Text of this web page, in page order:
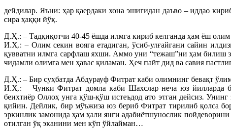
дейдилар. Яъни: ҳар қаердаки хона эшигидан даъво – иддао
сира ҳаққи йўқ.
Д.Ҳ.: – Тадқиқотчи 40-45 ёшда илмга кириб келганда ҳам ёш
И.Ҳ.: – Олим секин вояга етадиган, ўсиб-улғайгани сайин
қувватни илмга сарфлаш яхши. Аммо уни “тежаш”ни ҳам билиш
чидамли олимга мен ҳавас қиламан. Ҳеч пайт дид ва савия
Д.Ҳ.: – Бир суҳбатда Абдурауф Фитрат каби олимнинг бевақт
И.Ҳ.: – Чунки Фитрат домла каби Шахслар неча юз йилларда
беихтиёр Оллоҳ унга қўш-қўш истеъдод ато этган дейсиз.
қийин. Дейлик, бир мўъжиза юз бериб Фитрат тирилиб қолса
эркинлик замонида ҳам ҳали янги адабиётшунослик
отилган ўқ эканини мен кўп ўйлайман…